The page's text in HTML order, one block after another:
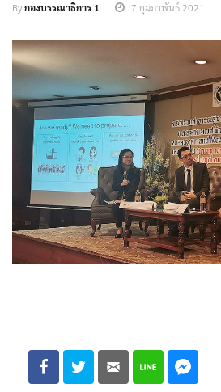
Byกองบรรณาธิการ 1 7 กุมภาพันธ์ 2021